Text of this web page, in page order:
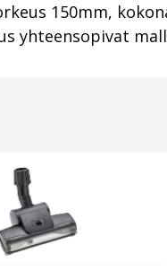
150mm,
yhteensopivat